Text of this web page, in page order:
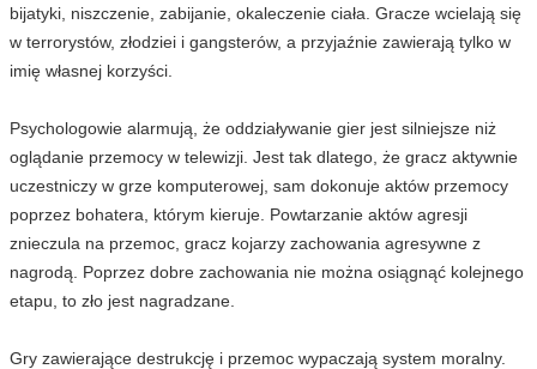
bijatyki, niszczenie, zabijanie, okaleczenie ciała. Gracze wcielają się
w terrorystów, złodziei i gangsterów, a przyjaźnie zawierają tylko w
imię własnej korzyści.
Psychologowie alarmują, że oddziaływanie gier jest silniejsze niż
oglądanie przemocy w telewizji. Jest tak dlatego, że gracz aktywnie
uczestniczy w grze komputerowej, sam dokonuje aktów przemocy
poprzez bohatera, którym kieruje. Powtarzanie aktów agresji
znieczula na przemoc, gracz kojarzy zachowania agresywne z
nagrodą. Poprzez dobre zachowania nie można osiągnąć kolejnego
etapu, to zło jest nagradzane.
Gry zawierające destrukcję i przemoc wypaczają system moralny.